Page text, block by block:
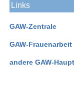
Links
GAW-Zentrale
GAW-Frauenarbeit
andere GAW-